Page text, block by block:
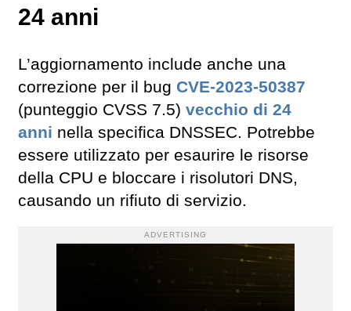
24 anni
L’aggiornamento include anche una
correzione per il bug CVE-2023-50387
(punteggio CVSS 7.5) vecchio di 24
anni nella specifica DNSSEC. Potrebbe
essere utilizzato per esaurire le risorse
della CPU e bloccare i risolutori DNS,
causando un rifiuto di servizio.
ADVERTISING